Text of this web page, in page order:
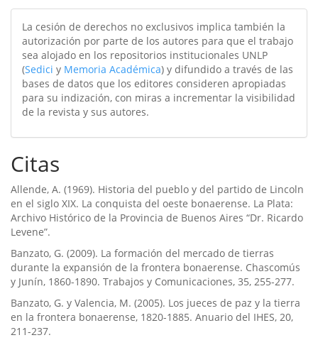
La cesión de derechos no exclusivos implica también la
autorización por parte de los autores para que el trabajo
sea alojado en los repositorios institucionales UNLP
(Sedici y Memoria Académica) y difundido a través de las
bases de datos que los editores consideren apropiadas
para su indización, con miras a incrementar la visibilidad
de la revista y sus autores.
Citas
Allende, A. (1969). Historia del pueblo y del partido de Lincoln
en el siglo XIX. La conquista del oeste bonaerense. La Plata:
Archivo Histórico de la Provincia de Buenos Aires “Dr. Ricardo
Levene”.
Banzato, G. (2009). La formación del mercado de tierras
durante la expansión de la frontera bonaerense. Chascomús
y Juní­n, 1860-1890. Trabajos y Comunicaciones, 35, 255-277.
Banzato, G. y Valencia, M. (2005). Los jueces de paz y la tierra
en la frontera bonaerense, 1820-1885. Anuario del IHES, 20,
211-237.